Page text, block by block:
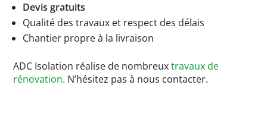
Devis gratuits
Qualité des travaux et respect des délais
Chantier propre à la livraison
ADC Isolation réalise de nombreuxtravaux de
rénovation. N’hésitez pas à nous contacter.